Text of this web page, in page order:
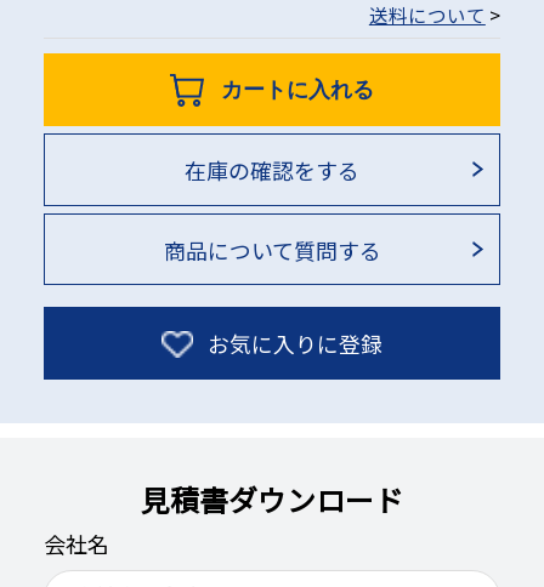
送料について >
カートに入れる
在庫の確認をする
商品について質問する
お気に入りに登録
見積書ダウンロード
会社名